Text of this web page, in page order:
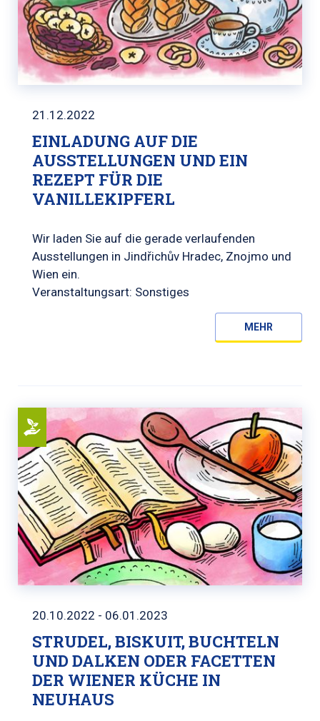
21.12.2022
EINLADUNG AUF DIE
AUSSTELLUNGEN UND EIN
REZEPT FÜR DIE
VANILLEKIPFERL
Wir laden Sie auf die gerade verlaufenden
Ausstellungen in Jindřichův Hradec, Znojmo und
Wien ein.
Veranstaltungsart: Sonstiges
MEHR
20.10.2022 - 06.01.2023
STRUDEL, BISKUIT, BUCHTELN
UND DALKEN ODER FACETTEN
DER WIENER KÜCHE IN
NEUHAUS